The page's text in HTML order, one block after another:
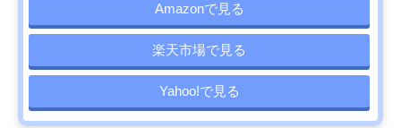
Amazonで見る
楽天市場で見る
Yahoo!で見る